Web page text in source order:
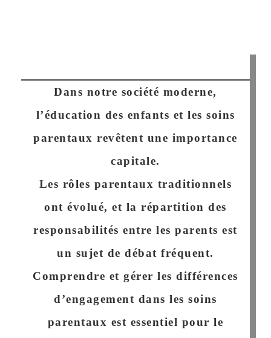
Dans notre société moderne,
l’éducation des enfants et les soins
parentaux revêtent une importance
capitale.
Les rôles parentaux traditionnels
ont évolué, et la répartition des
responsabilités entre les parents est
un sujet de débat fréquent.
Comprendre et gérer les différences
d’engagement dans les soins
parentaux est essentiel pour le